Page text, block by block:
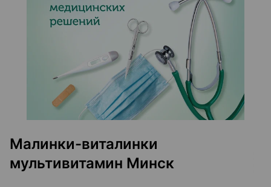
Малинки-виталинки
мультивитамин Минск